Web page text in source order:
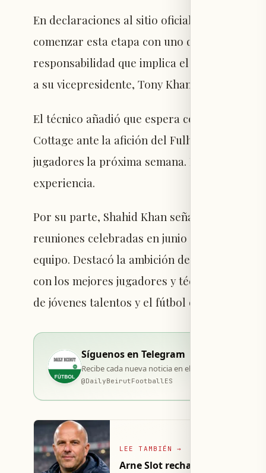
En declaraciones al sitio oficial del club,
comenzar esta etapa con uno de los clubes
responsabilidad que implica el cargo y
a su vicepresidente, Tony Khan, por la
El técnico añadió que espera con
Cottage ante la afición del Fulham y se
jugadores la próxima semana. Manifestó su
experiencia.
Por su parte, Shahid Khan señaló que
reuniones celebradas en junio pasado,
equipo. Destacó la ambición del entrenador
con los mejores jugadores y técnicos del
de jóvenes talentos y el fútbol ofensivo.
Síguenos en Telegram
Recibe cada nueva noticia en el momento de su
@DailyBeirutFootballES
LEE TAMBIÉN →
Arne Slot rechaza oferta de